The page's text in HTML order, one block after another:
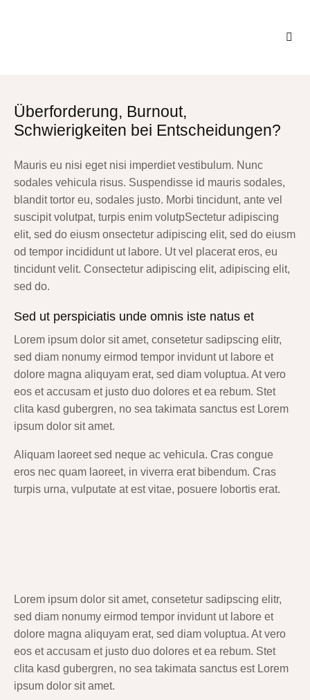
Überforderung, Burnout,
Schwierigkeiten bei Entscheidungen?
Mauris eu nisi eget nisi imperdiet vestibulum. Nunc
sodales vehicula risus. Suspendisse id mauris sodales,
blandit tortor eu, sodales justo. Morbi tincidunt, ante vel
suscipit volutpat, turpis enim volutpSectetur adipiscing
elit, sed do eiusm onsectetur adipiscing elit, sed do eiusm
od tempor incididunt ut labore. Ut vel placerat eros, eu
tincidunt velit. Consectetur adipiscing elit, adipiscing elit,
sed do.
Sed ut perspiciatis unde omnis iste natus et
Lorem ipsum dolor sit amet, consetetur sadipscing elitr,
sed diam nonumy eirmod tempor invidunt ut labore et
dolore magna aliquyam erat, sed diam voluptua. At vero
eos et accusam et justo duo dolores et ea rebum. Stet
clita kasd gubergren, no sea takimata sanctus est Lorem
ipsum dolor sit amet.
Aliquam laoreet sed neque ac vehicula. Cras congue
eros nec quam laoreet, in viverra erat bibendum. Cras
turpis urna, vulputate at est vitae, posuere lobortis erat.
Lorem ipsum dolor sit amet, consetetur sadipscing elitr,
sed diam nonumy eirmod tempor invidunt ut labore et
dolore magna aliquyam erat, sed diam voluptua. At vero
eos et accusam et justo duo dolores et ea rebum. Stet
clita kasd gubergren, no sea takimata sanctus est Lorem
ipsum dolor sit amet.